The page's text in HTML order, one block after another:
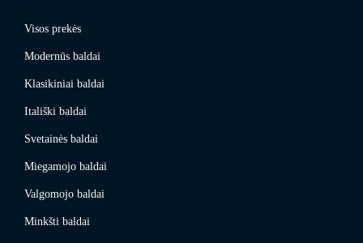
Visos prekės
Modernūs baldai
Klasikiniai baldai
Itališki baldai
Svetainės baldai
Miegamojo baldai
Valgomojo baldai
Minkšti baldai